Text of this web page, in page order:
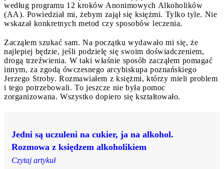
według programu 12 kroków Anonimowych Alkoholików
(AA). Powiedział mi, żebym zajął się księżmi. Tylko tyle. Nie
wskazał konkretnych metod czy sposobów leczenia.
Zacząłem szukać sam. Na początku wydawało mi się, że
najlepiej będzie, jeśli podzielę się swoim doświadczeniem,
drogą trzeźwienia. W taki właśnie sposób zacząłem pomagać
innym, za zgodą ówczesnego arcybiskupa poznańskiego
Jerzego Stroby. Rozmawiałem z księżmi, którzy mieli problem
i tego potrzebowali. To jeszcze nie była pomoc
zorganizowana. Wszystko dopiero się kształtowało.
Jedni są uczuleni na cukier, ja na alkohol.
Rozmowa z księdzem alkoholikiem
Czytaj artykuł